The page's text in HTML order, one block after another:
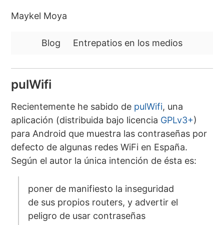
Maykel Moya
Blog Entrepatios en los medios
pulWifi
Recientemente he sabido de pulWifi, una
aplicación (distribuida bajo licencia GPLv3+)
para Android que muestra las contraseñas por
defecto de algunas redes WiFi en España.
Según el autor la única intención de ésta es:
poner de manifiesto la inseguridad
de sus propios routers, y advertir el
peligro de usar contraseñas